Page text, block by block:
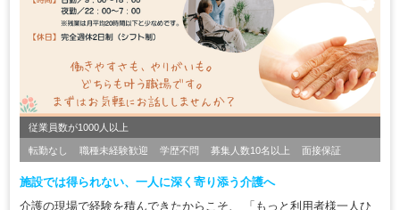
従業員数が1000人以上
転勤なし 職種未経験歓迎 学歴不問 募集人数10名以上 面接保証
施設では得られない、一人に深く寄り添う介護へ
介護の現場で経験を積んできたからこそ、 「もっと利用者様一人ひ